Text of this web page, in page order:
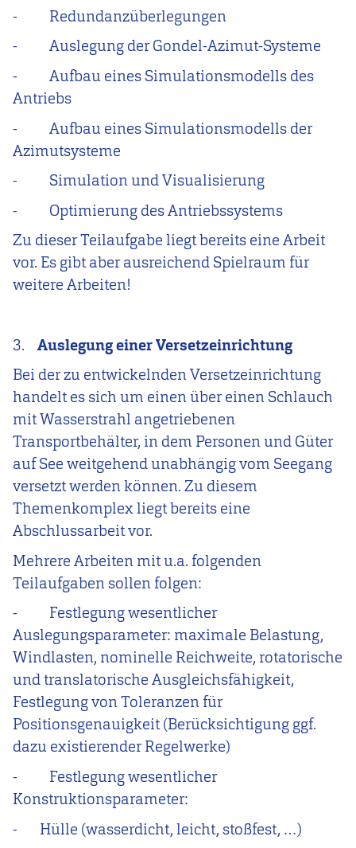
-
Redundanzüberlegungen
-
Auslegung der Gondel-Azimut-Systeme
-
Aufbau eines Simulationsmodells des
Antriebs
-
Aufbau eines Simulationsmodells der
Azimutsysteme
-
Simulation und Visualisierung
-
Optimierung des Antriebssystems
Zu dieser Teilaufgabe liegt bereits eine Arbeit
vor. Es gibt aber ausreichend Spielraum für
weitere Arbeiten!
3.
Auslegung einer Versetzeinrichtung
Bei der zu entwickelnden Versetzeinrichtung
handelt es sich um einen über einen Schlauch
mit Wasserstrahl angetriebenen
Transportbehälter, in dem Personen und Güter
auf See weitgehend unabhängig vom Seegang
versetzt werden können. Zu diesem
Themenkomplex liegt bereits eine
Abschlussarbeit vor.
Mehrere Arbeiten mit u.a. folgenden
Teilaufgaben sollen folgen:
-
Festlegung wesentlicher
Auslegungsparameter: maximale Belastung,
Windlasten, nominelle Reichweite, rotatorische
und translatorische Ausgleichsfähigkeit,
Festlegung von Toleranzen für
Positionsgenauigkeit (Berücksichtigung ggf.
dazu existierender Regelwerke)
-
Festlegung wesentlicher
Konstruktionsparameter:
-
Hülle (wasserdicht, leicht, stoßfest, …)